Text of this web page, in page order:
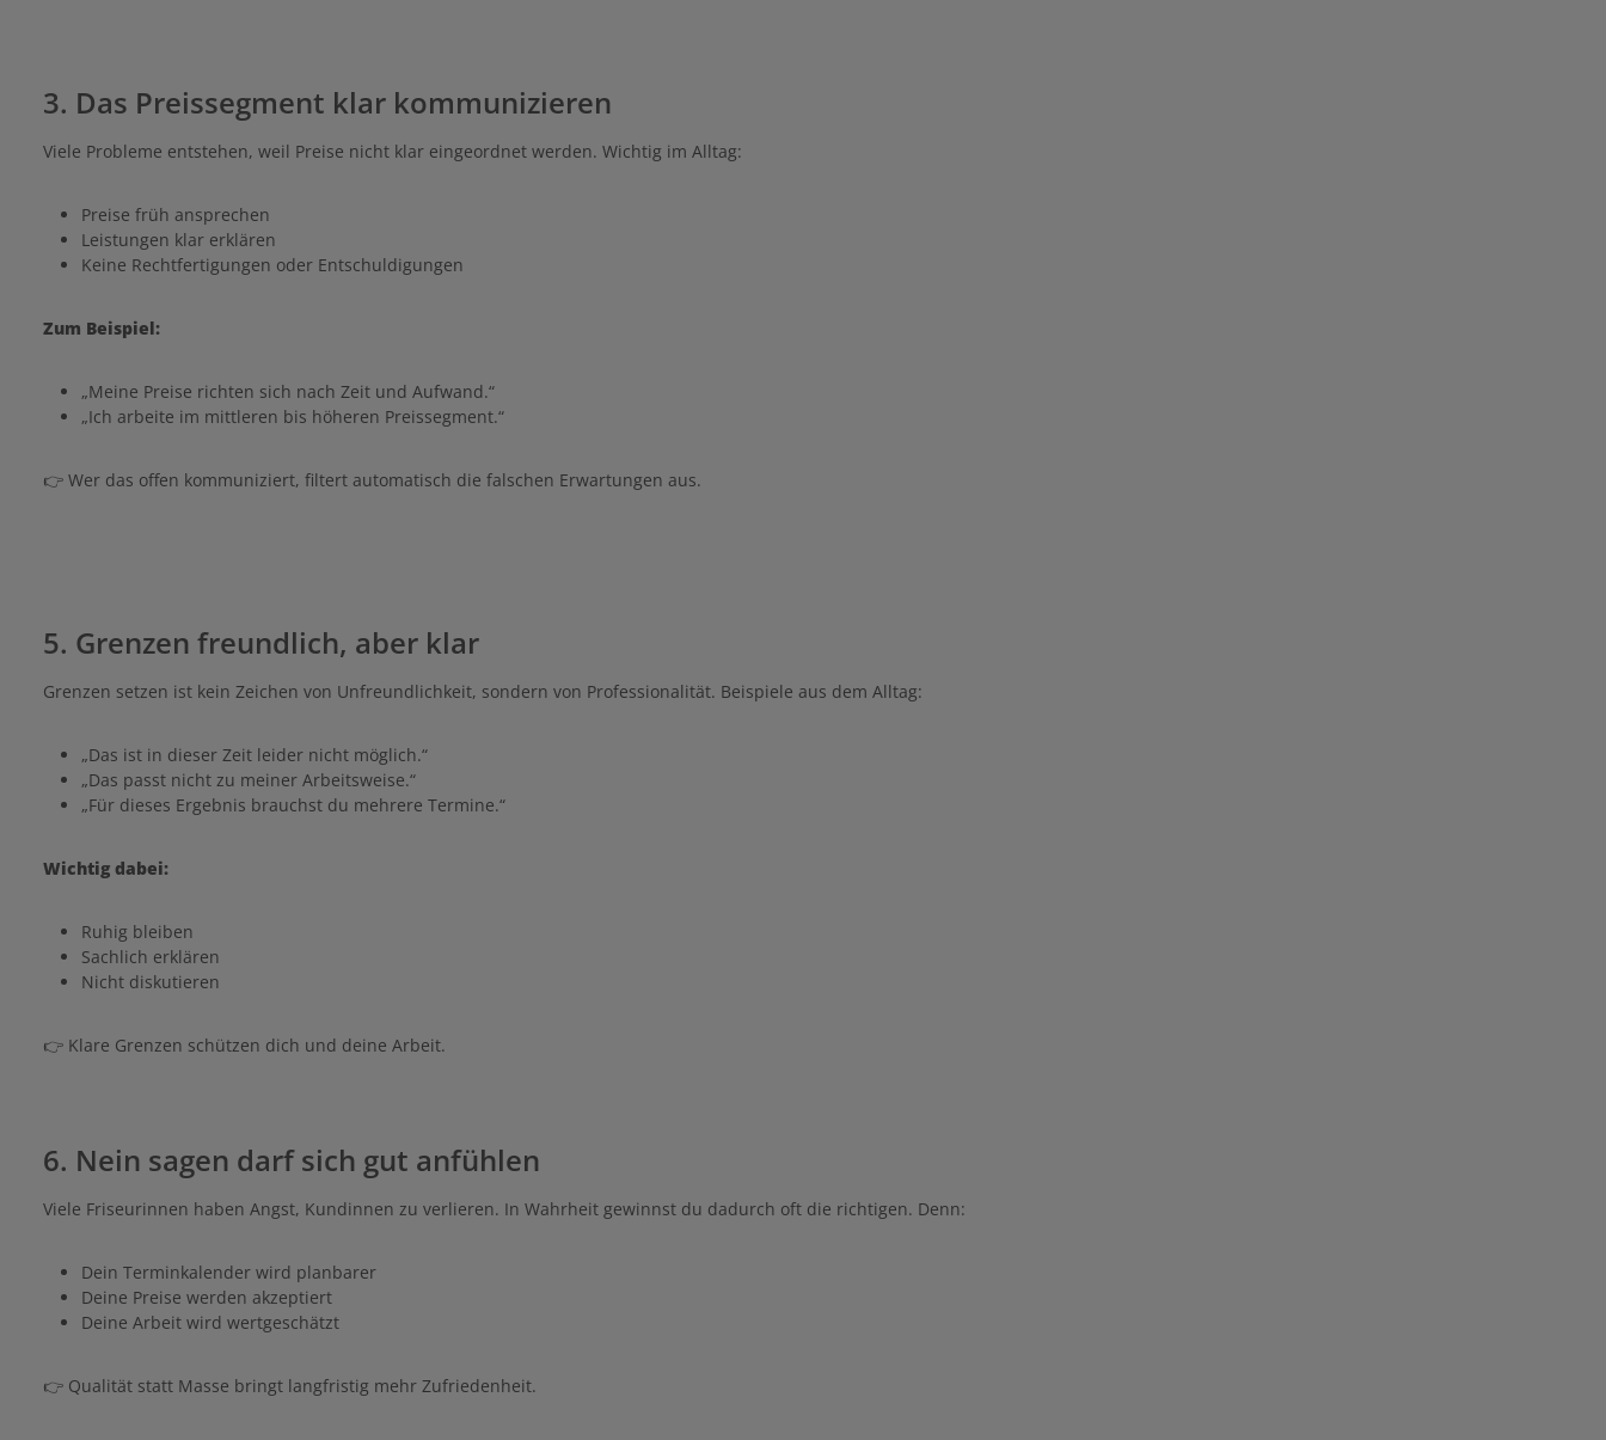
3. Das Preissegment klar kommunizieren
Viele Probleme entstehen, weil Preise nicht klar eingeordnet werden. Wichtig im Alltag:
Preise früh ansprechen
Leistungen klar erklären
Keine Rechtfertigungen oder Entschuldigungen
Zum Beispiel:
„Meine Preise richten sich nach Zeit und Aufwand.“
„Ich arbeite im mittleren bis höheren Preissegment.“
👉 Wer das offen kommuniziert, filtert automatisch die falschen Erwartungen aus.
5. Grenzen freundlich, aber klar
Grenzen setzen ist kein Zeichen von Unfreundlichkeit, sondern von Professionalität. Beispiele aus dem Alltag:
„Das ist in dieser Zeit leider nicht möglich.“
„Das passt nicht zu meiner Arbeitsweise.“
„Für dieses Ergebnis brauchst du mehrere Termine.“
Wichtig dabei:
Ruhig bleiben
Sachlich erklären
Nicht diskutieren
👉 Klare Grenzen schützen dich und deine Arbeit.
6. Nein sagen darf sich gut anfühlen
Viele Friseurinnen haben Angst, Kundinnen zu verlieren. In Wahrheit gewinnst du dadurch oft die richtigen. Denn:
Dein Terminkalender wird planbarer
Deine Preise werden akzeptiert
Deine Arbeit wird wertgeschätzt
👉 Qualität statt Masse bringt langfristig mehr Zufriedenheit.